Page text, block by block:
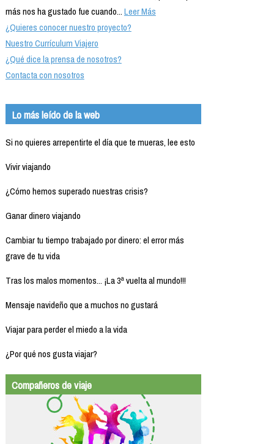
más nos ha gustado fue cuando...Leer Más
¿Quieres conocer nuestro proyecto?
Nuestro Currículum Viajero
¿Qué dice la prensa de nosotros?
Contacta con nosotros
Lo más leído de la web
Si no quieres arrepentirte el día que te mueras, lee esto
Vivir viajando
¿Cómo hemos superado nuestras crisis?
Ganar dinero viajando
Cambiar tu tiempo trabajado por dinero: el error más
grave de tu vida
Tras los malos momentos... ¡La 3ª vuelta al mundo!!!
Mensaje navideño que a muchos no gustará
Viajar para perder el miedo a la vida
¿Por qué nos gusta viajar?
Compañeros de viaje